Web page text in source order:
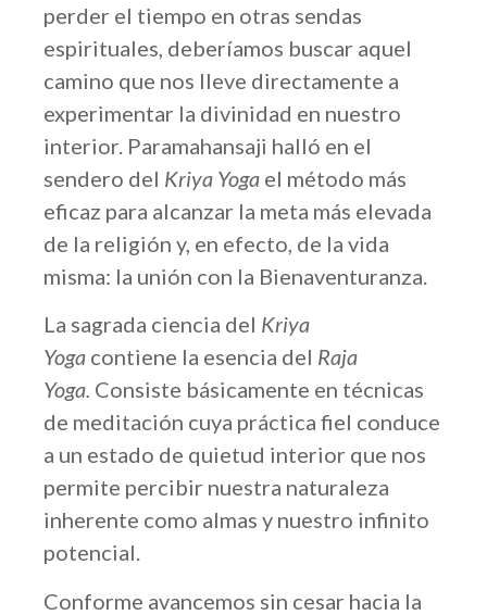
perder el tiempo en otras sendas
espirituales, deberíamos buscar aquel
camino que nos lleve directamente a
experimentar la divinidad en nuestro
interior. Paramahansaji halló en el
sendero del Kriya Yoga el método más
eficaz para alcanzar la meta más elevada
de la religión y, en efecto, de la vida
misma: la unión con la Bienaventuranza.
La sagrada ciencia del Kriya
Yoga contiene la esencia del Raja
Yoga. Consiste básicamente en técnicas
de meditación cuya práctica fiel conduce
a un estado de quietud interior que nos
permite percibir nuestra naturaleza
inherente como almas y nuestro infinito
potencial.
Conforme avancemos sin cesar hacia la